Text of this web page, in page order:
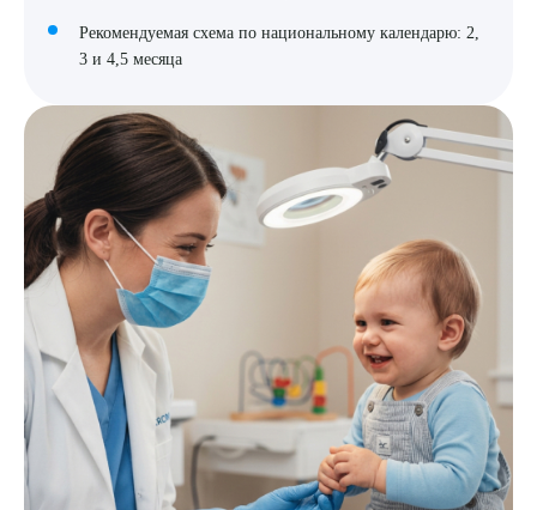
Рекомендуемая схема по национальному календарю: 2,
3 и 4,5 месяца